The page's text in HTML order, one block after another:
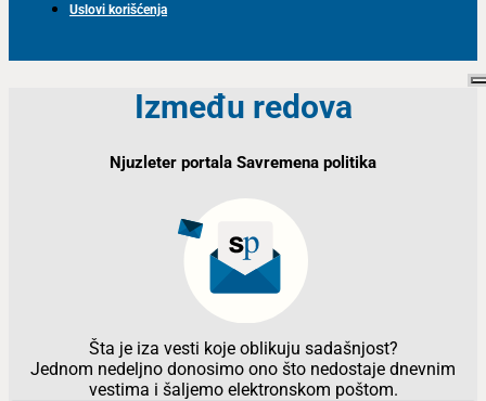
Uslovi korišćenja
Između redova
Njuzleter portala Savremena politika
Šta je iza vesti koje oblikuju sadašnjost?
Jednom nedeljno donosimo ono što nedostaje dnevnim
vestima i šaljemo elektronskom poštom.